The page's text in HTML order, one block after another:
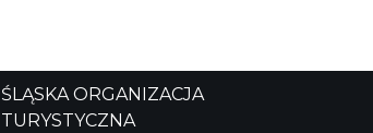
ŚLĄSKA ORGANIZACJA
TURYSTYCZNA